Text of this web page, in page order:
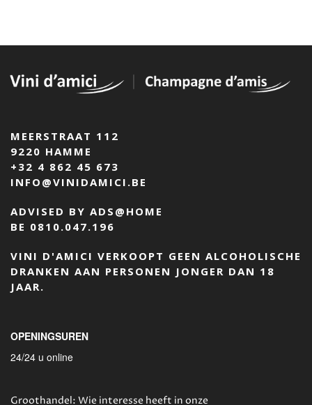
MEERSTRAAT 112
9220 HAMME
+32 4 862 45 673
INFO@VINIDAMICI.BE
ADVISED BY ADS@HOME
BE 0810.047.196
VINI D'AMICI VERKOOPT GEEN ALCOHOLISCHE
DRANKEN AAN PERSONEN JONGER DAN 18
JAAR.
OPENINGSUREN
24/24 u online
Groothandel: Wie interesse heeft in onze